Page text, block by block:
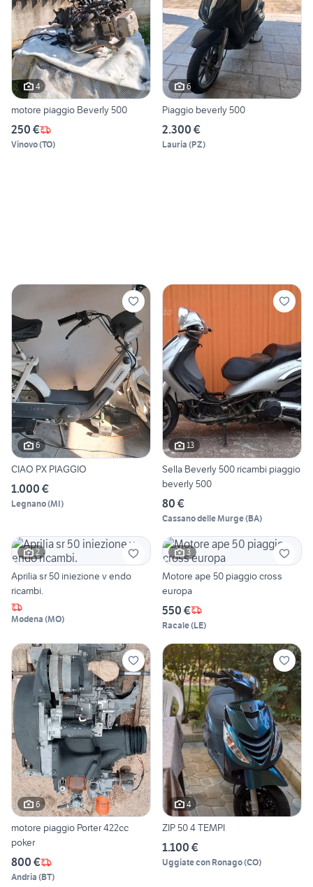
4
motore piaggio Beverly 500
250 €
Vinovo(TO)
6
Piaggio beverly 500
2.300 €
Lauria (PZ)
6
CIAO PX PIAGGIO
1.000 €
Legnano(MI)
13
Sella Beverly 500 ricambi piaggio
beverly 500
80 €
Cassano delle Murge(BA)
2
Aprilia sr 50 iniezione v endo
ricambi.
Modena (MO)
3
Motore ape 50 piaggio cross
europa
550 €
Racale(LE)
6
motore piaggio Porter 422cc
poker
800 €
Andria (BT)
4
ZIP 50 4 TEMPI
1.100 €
Uggiate con Ronago(CO)